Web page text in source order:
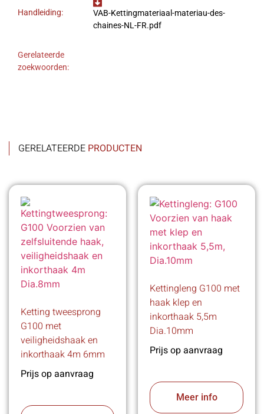
Handleiding:
VAB-Kettingmateriaal-materiau-des-
chaines-NL-FR.pdf
Gerelateerde
zoekwoorden:
GERELATEERDE PRODUCTEN
Ketting tweesprong
G100 met
veiligheidshaak en
inkorthaak 4m 6mm
Prijs op aanvraag
Kettingleng G100 met
haak klep en
inkorthaak 5,5m
Dia.10mm
Prijs op aanvraag
Meer info